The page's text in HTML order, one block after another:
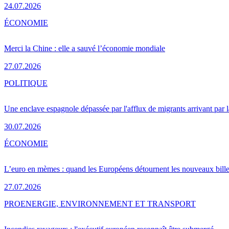
24.07.2026
Merci la Chine : elle a sauvé l’économie mondiale
27.07.2026
ÉCONOMIE
Une enclave espagnole dépassée par l'afflux de migrants arrivant par
30.07.2026
POLITIQUE
L’euro en mèmes : quand les Européens détournent les nouveaux
27.07.2026
ÉCONOMIE
PROENERGIE, ENVIRONNEMENT ET TRANSPORT